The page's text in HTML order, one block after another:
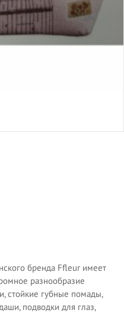
бренда Ffleur имеет
разнообразие
стойкие губные помады,
подводки для глаз,